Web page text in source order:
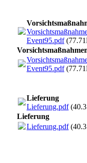
Event95.pdf
Event95.pdf
Lieferung
Lieferung.pdf
Lieferung
Lieferung.pdf